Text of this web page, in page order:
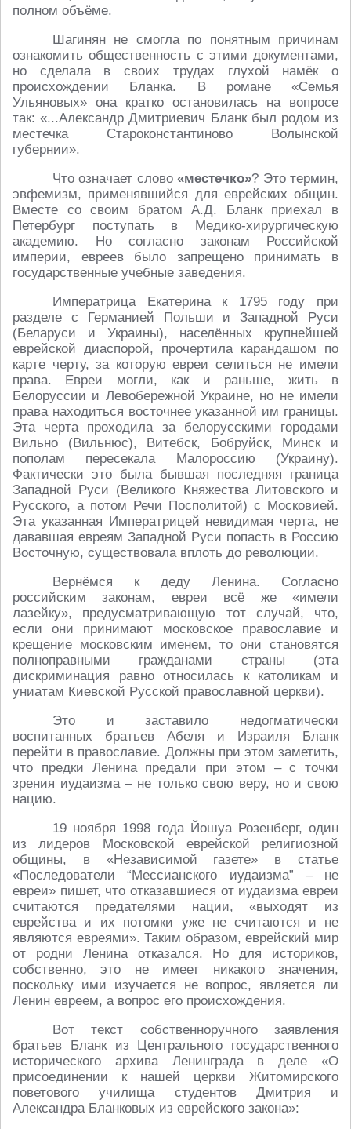
полном объёме.
Шагинян не смогла по понятным причинам
ознакомить общественность с этими документами,
но сделала в своих трудах глухой намёк о
происхождении Бланка. В романе «Семья
Ульяновых» она кратко остановилась на вопросе
так: «...Александр Дмитриевич Бланк был родом из
местечка Староконстантиново Волынской
губернии».
Что означает слово«местечко»? Это термин,
эвфемизм, применявшийся для еврейских общин.
Вместе со своим братом А.Д. Бланк приехал в
Петербург поступать в Медико-хирургическую
академию. Но согласно законам Российской
империи, евреев было запрещено принимать в
государственные учебные заведения.
Императрица Екатерина к 1795 году при
разделе с Германией Польши и Западной Руси
(Беларуси и Украины), населённых крупнейшей
еврейской диаспорой, прочертила карандашом по
карте черту, за которую евреи селиться не имели
права. Евреи могли, как и раньше, жить в
Белоруссии и Левобережной Украине, но не имели
права находиться восточнее указанной им границы.
Эта черта проходила за белорусскими городами
Вильно (Вильнюс), Витебск, Бобруйск, Минск и
пополам пересекала Малороссию (Украину).
Фактически это была бывшая последняя граница
Западной Руси (Великого Княжества Литовского и
Русского, а потом Речи Посполитой) с Московией.
Эта указанная Императрицей невидимая черта, не
дававшая евреям Западной Руси попасть в Россию
Восточную, существовала вплоть до революции.
Вернёмся к деду Ленина. Согласно
российским законам, евреи всё же «имели
лазейку», предусматривающую тот случай, что,
если они принимают московское православие и
крещение московским именем, то они становятся
полноправными гражданами страны (эта
дискриминация равно относилась к католикам и
униатам Киевской Русской православной церкви).
Это и заставило недогматически
воспитанных братьев Абеля и Израиля Бланк
перейти в православие. Должны при этом заметить,
что предки Ленина предали при этом – с точки
зрения иудаизма – не только свою веру, но и свою
нацию.
19 ноября 1998 года Йошуа Розенберг, один
из лидеров Московской еврейской религиозной
общины, в «Независимой газете» в статье
«Последователи “Мессианского иудаизма” – не
евреи» пишет, что отказавшиеся от иудаизма евреи
считаются предателями нации, «выходят из
еврейства и их потомки уже не считаются и не
являются евреями». Таким образом, еврейский мир
от родни Ленина отказался. Но для историков,
собственно, это не имеет никакого значения,
поскольку ими изучается не вопрос, является ли
Ленин евреем, а вопрос его происхождения.
Вот текст собственноручного заявления
братьев Бланк из Центрального государственного
исторического архива Ленинграда в деле «О
присоединении к нашей церкви Житомирского
поветового училища студентов Дмитрия и
Александра Бланковых из еврейского закона»: